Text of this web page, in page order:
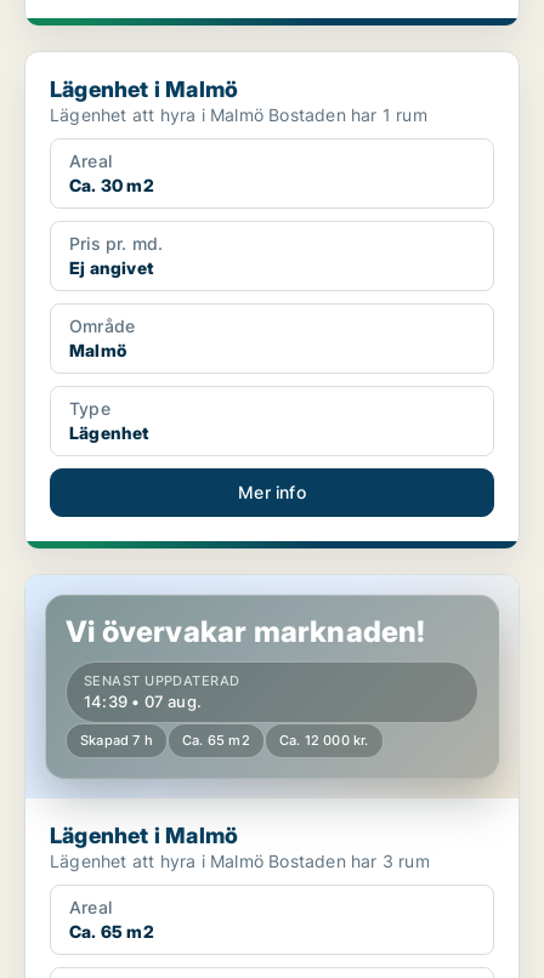
Lägenhet i Malmö
Lägenhet i Malmö
Lägenhet att hyra i Malmö Bostaden har 1 rum
Areal
Ca. 30 m2
Pris pr. md.
Ej angivet
Område
Malmö
Type
Lägenhet
Mer info
Lägenhet i Malmö
Vi övervakar marknaden!
SENAST UPPDATERAD
14:39 • 07 aug.
Skapad 7 h Ca. 65 m2 Ca. 12 000 kr.
Lägenhet i Malmö
Lägenhet att hyra i Malmö Bostaden har 3 rum
Areal
Ca. 65 m2